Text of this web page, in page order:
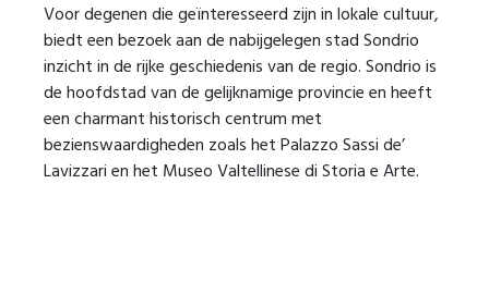
Voor degenen die geïnteresseerd zijn in lokale cultuur,
biedt een bezoek aan de nabijgelegen stad Sondrio
inzicht in de rijke geschiedenis van de regio. Sondrio is
de hoofdstad van de gelijknamige provincie en heeft
een charmant historisch centrum met
bezienswaardigheden zoals het Palazzo Sassi de’
Lavizzari en het Museo Valtellinese di Storia e Arte.